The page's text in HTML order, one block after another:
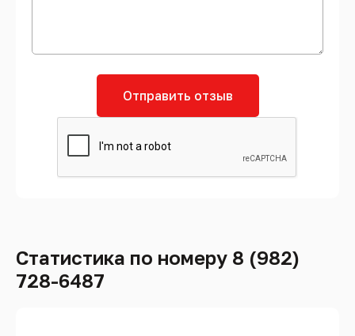
Отправить отзыв
Статистика по номеру 8 (982)
728-6487